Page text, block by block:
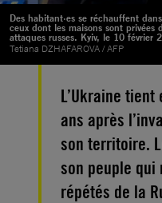
Des habitant·es se réchauffent
ceux dont les maisons sont
attaques russes. Kyiv, le 10 février
Tetiana DZHAFAROVA / AFP
L’Ukraine
ans après
son territoire.
son peuple
répétés de la